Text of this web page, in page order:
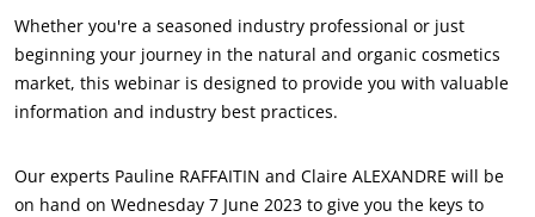
NOS ENGAGEMENTS RSE
Agir via nos prestations
Progresser avec nos équipes
Innover avec notre écosystème
Whether you're a seasoned industry professional or just
beginning your journey in the natural and organic cosmetics
market, this webinar is designed to provide you with valuable
information and industry best practices.
Our experts Pauline RAFFAITIN and Claire ALEXANDRE will be
on hand on Wednesday 7 June 2023 to give you the keys to